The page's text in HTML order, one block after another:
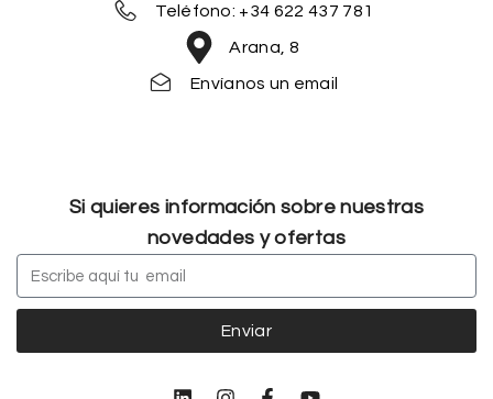
Teléfono: +34 622 437 781
Arana, 8
Envíanos un email
Si quieres información sobre nuestras
novedades y ofertas
Enviar